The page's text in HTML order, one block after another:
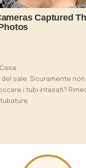
del sale. Sicuramente
i tubi intasati?